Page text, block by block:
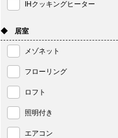
IHクッキングヒーター
◆ 居室
メゾネット
フローリング
ロフト
照明付き
エアコン